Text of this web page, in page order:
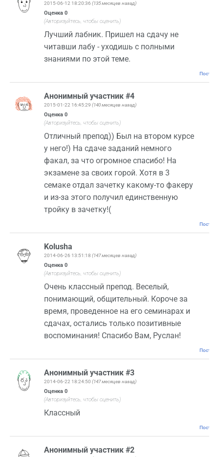
2015-06-12 18:20:36 (135 месяцев назад)
Оценка 0
(Авторизуйтесь, чтобы оценить)
Лучший лабник. Пришел на сдачу не
читавши лабу - уходишь с полными
знаниями по этой теме.
Анонимный участник #4
2015-01-22 16:45:29 (140 месяцев назад)
Оценка 0
(Авторизуйтесь, чтобы оценить)
Отличный препод)) Был на втором курсе
у него!) На сдаче заданий немного
факал, за что огромное спасибо! На
экзамене за своих горой. Хотя в 3
семаке отдал зачетку какому-то факеру
и из-за этого получил единственную
тройку в зачетку!(
Kolusha
2014-06-26 13:51:18 (147 месяцев назад)
Оценка 0
(Авторизуйтесь, чтобы оценить)
Очень классный препод. Веселый,
понимающий, общительный. Короче за
время, проведенное на его семинарах и
сдачах, остались только позитивные
воспоминания! Спасибо Вам, Руслан!
Анонимный участник #3
2014-06-22 18:24:50 (147 месяцев назад)
Оценка 0
(Авторизуйтесь, чтобы оценить)
Классный
Анонимный участник #2